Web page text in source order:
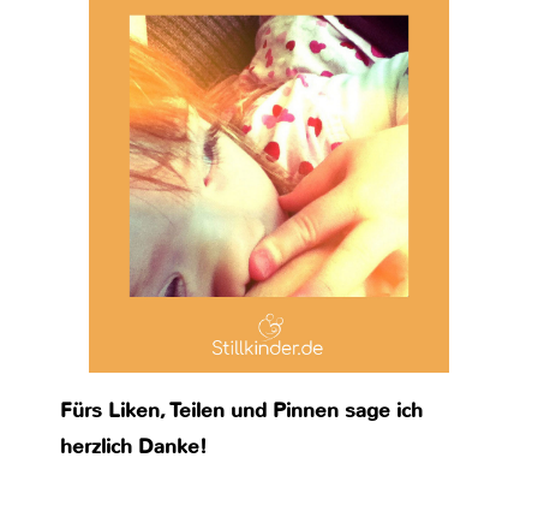
Fürs Liken, Teilen und Pinnen sage ich
herzlich Danke!